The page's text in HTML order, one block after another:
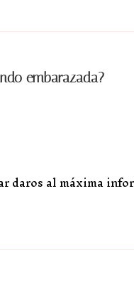
embarazada?
daros al máxima